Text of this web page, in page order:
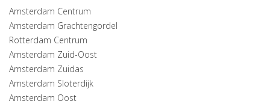
Amsterdam Centrum
Amsterdam Grachtengordel
Rotterdam Centrum
Amsterdam Zuid-Oost
Amsterdam Zuidas
Amsterdam Sloterdijk
Amsterdam Oost